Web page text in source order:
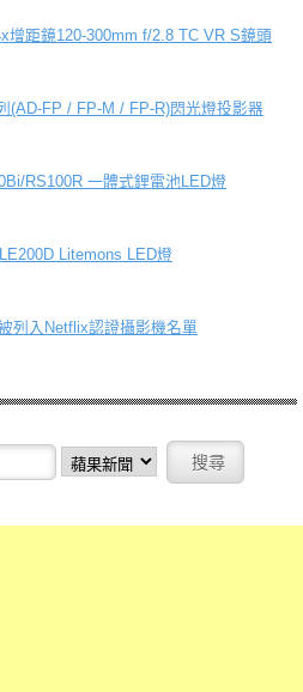
增距鏡120-300mm f/2.8 TC VR S鏡頭
(AD-FP / FP-M / FP-R)閃光燈投影器
RS100R 一體式鋰電池LED燈
Litemons LED燈
列入Netflix認證攝影機名單